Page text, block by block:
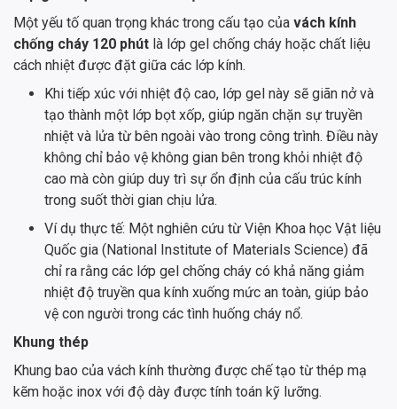
Một yếu tố quan trọng khác trong cấu tạo của vách kính
chống cháy 120 phút là lớp gel chống cháy hoặc chất liệu
cách nhiệt được đặt giữa các lớp kính.
Khi tiếp xúc với nhiệt độ cao, lớp gel này sẽ giãn nở và
tạo thành một lớp bọt xốp, giúp ngăn chặn sự truyền
nhiệt và lửa từ bên ngoài vào trong công trình. Điều này
không chỉ bảo vệ không gian bên trong khỏi nhiệt độ
cao mà còn giúp duy trì sự ổn định của cấu trúc kính
trong suốt thời gian chịu lửa.
Ví dụ thực tế: Một nghiên cứu từ Viện Khoa học Vật liệu
Quốc gia (National Institute of Materials Science) đã
chỉ ra rằng các lớp gel chống cháy có khả năng giảm
nhiệt độ truyền qua kính xuống mức an toàn, giúp bảo
vệ con người trong các tình huống cháy nổ.
Khung thép
Khung bao của vách kính thường được chế tạo từ thép mạ
kẽm hoặc inox với độ dày được tính toán kỹ lưỡng.